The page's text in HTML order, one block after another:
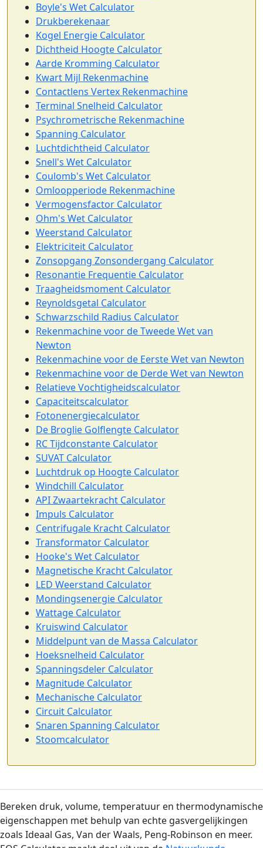
Boyle's Wet Calculator
Drukberekenaar
Kogel Energie Calculator
Dichtheid Hoogte Calculator
Aarde Kromming Calculator
Kwart Mijl Rekenmachine
Contactlens Vertex Rekenmachine
Terminal Snelheid Calculator
Psychrometrische Rekenmachine
Spanning Calculator
Luchtdichtheid Calculator
Snell's Wet Calculator
Coulomb's Wet Calculator
Omloopperiode Rekenmachine
Vermogensfactor Calculator
Ohm's Wet Calculator
Weerstand Calculator
Elektriciteit Calculator
Zonsopgang Zonsondergang Calculator
Resonantie Frequentie Calculator
Traagheidsmoment Calculator
Reynoldsgetal Calculator
Schwarzschild Radius Calculator
Rekenmachine voor de Tweede Wet van
Newton
Rekenmachine voor de Eerste Wet van Newton
Rekenmachine voor de Derde Wet van Newton
Relatieve Vochtigheidscalculator
Capaciteitscalculator
Fotonenergiecalculator
De Broglie Golflengte Calculator
RC Tijdconstante Calculator
SUVAT Calculator
Luchtdruk op Hoogte Calculator
Windchill Calculator
API Zwaartekracht Calculator
Impuls Calculator
Centrifugale Kracht Calculator
Transformator Calculator
Hooke's Wet Calculator
Magnetische Kracht Calculator
LED Weerstand Calculator
Mondingsenergie Calculator
Wattage Calculator
Kruiswind Calculator
Middelpunt van de Massa Calculator
Hoeksnelheid Calculator
Spanningsdeler Calculator
Magnitude Calculator
Mechanische Calculator
Circuit Calculator
Snaren Spanning Calculator
Stoomcalculator
Bereken druk, volume, temperatuur en thermodynamische
eigenschappen met behulp van echte gasvergelijkingen
zoals Ideaal Gas, Van der Waals, Peng-Robinson en meer.